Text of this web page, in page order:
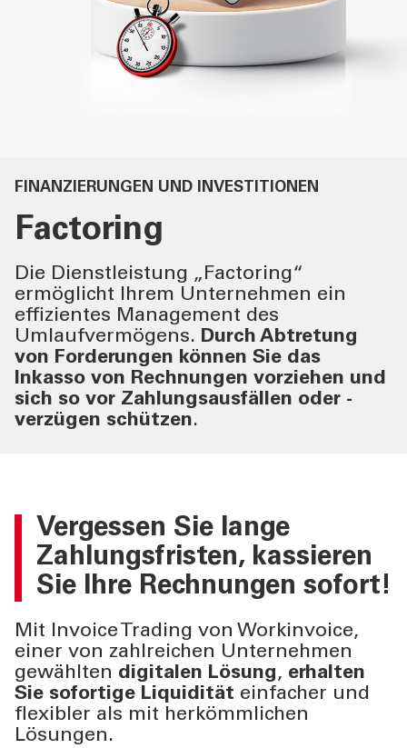
PRIVATKUNDEN
DIENSTLEISTUNGEN
AKTUELLES
KONTAKT
FINANZIERUNGEN UND INVESTITIONEN
Factoring
Die Dienstleistung „Factoring“
ermöglicht Ihrem Unternehmen ein
effizientes Management des
Umlaufvermögens. Durch Abtretung
von Forderungen können Sie das
Inkasso von Rechnungen vorziehen und
sich so vor Zahlungsausfällen oder -
verzügen schützen.
Vergessen Sie lange
Zahlungsfristen, kassieren
Sie Ihre Rechnungen sofort!
Mit Invoice Trading von Workinvoice,
einer von zahlreichen Unternehmen
gewählten digitalen Lösung, erhalten
Sie sofortige Liquidität einfacher und
flexibler als mit herkömmlichen
Lösungen.